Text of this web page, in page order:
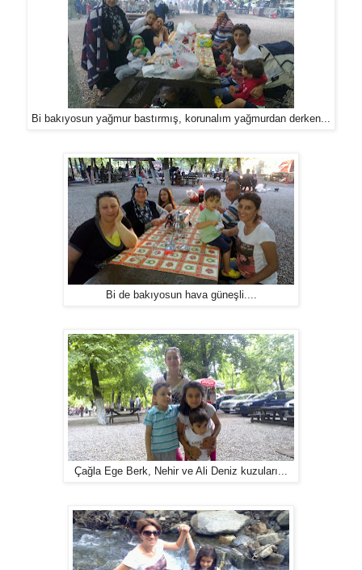
Bi bakıyosun yağmur bastırmış, korunalım yağmurdan derken...
Bi de bakıyosun hava güneşli....
Çağla Ege Berk, Nehir ve Ali Deniz kuzuları...